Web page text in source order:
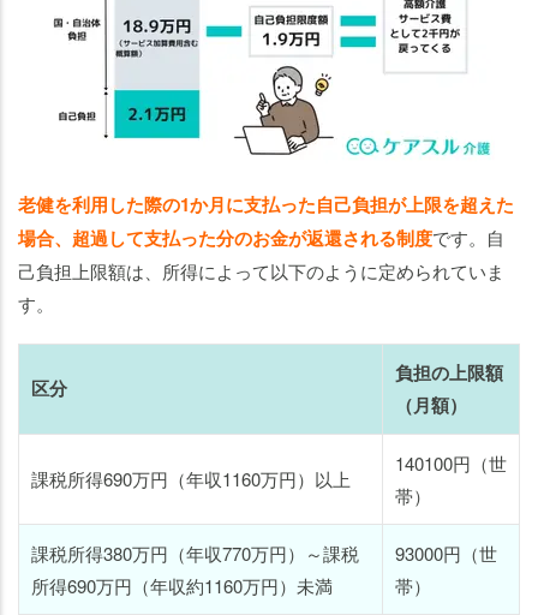
老健を利用した際の1か月に支払った自己負担が上限を超えた
場合、超過して支払った分のお金が返還される制度です。自
己負担上限額は、所得によって以下のように定められていま
す。
区分
負担の上限額
（月額）
課税所得690万円（年収1160万円）以上
140100円（世
帯）
課税所得380万円（年収770万円）～課税
所得690万円（年収約1160万円）未満
93000円（世
帯）